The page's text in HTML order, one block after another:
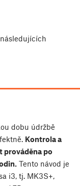
dobu údržbě
Kontrola a
prováděna po
Tento návod je
i3, tj. MK3S+,